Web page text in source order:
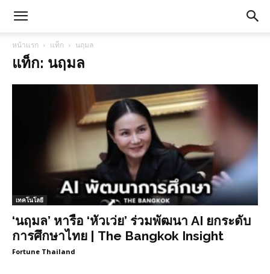
หน้าแรก แท็ก นฤมล
แท็ก: นฤมล
เทคโนโลยี
‘นฤมล’ หารือ ‘หัวเว่ย’ ร่วมพัฒนา AI ยกระดับ
การศึกษาไทย | The Bangkok Insight
Fortune Thailand